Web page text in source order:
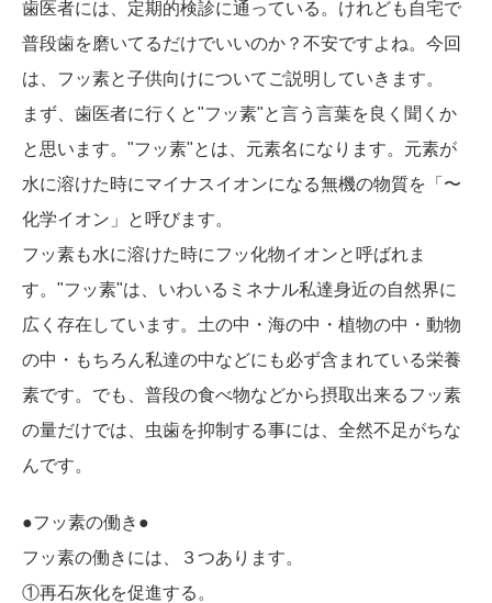
歯医者には、定期的検診に通っている。けれども自宅で
普段歯を磨いてるだけでいいのか？不安ですよね。今回
は、フッ素と子供向けについてご説明していきます。
まず、歯医者に行くと"フッ素"と言う言葉を良く聞くか
と思います。"フッ素"とは、元素名になります。元素が
水に溶けた時にマイナスイオンになる無機の物質を「〜
化学イオン」と呼びます。
フッ素も水に溶けた時にフッ化物イオンと呼ばれま
す。"フッ素"は、いわいるミネナル私達身近の自然界に
広く存在しています。土の中・海の中・植物の中・動物
の中・もちろん私達の中などにも必ず含まれている栄養
素です。でも、普段の食べ物などから摂取出来るフッ素
の量だけでは、虫歯を抑制する事には、全然不足がちな
んです。
●フッ素の働き●
フッ素の働きには、３つあります。
①再石灰化を促進する。